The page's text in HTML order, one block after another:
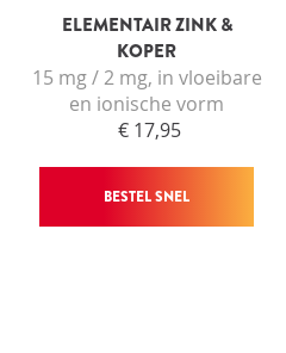
ELEMENTAIR ZINK &
KOPER
15 mg / 2 mg, in vloeibare
en ionische vorm
€ 17,95
BESTEL SNEL